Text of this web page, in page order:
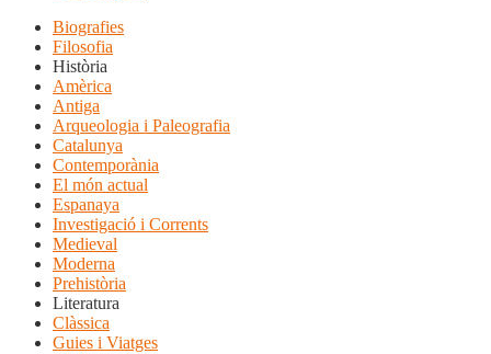
Biografies
Filosofia
Història
Amèrica
Antiga
Arqueologia i Paleografia
Catalunya
Contemporània
El món actual
Espanaya
Investigació i Corrents
Medieval
Moderna
Prehistòria
Literatura
Clàssica
Guies i Viatges